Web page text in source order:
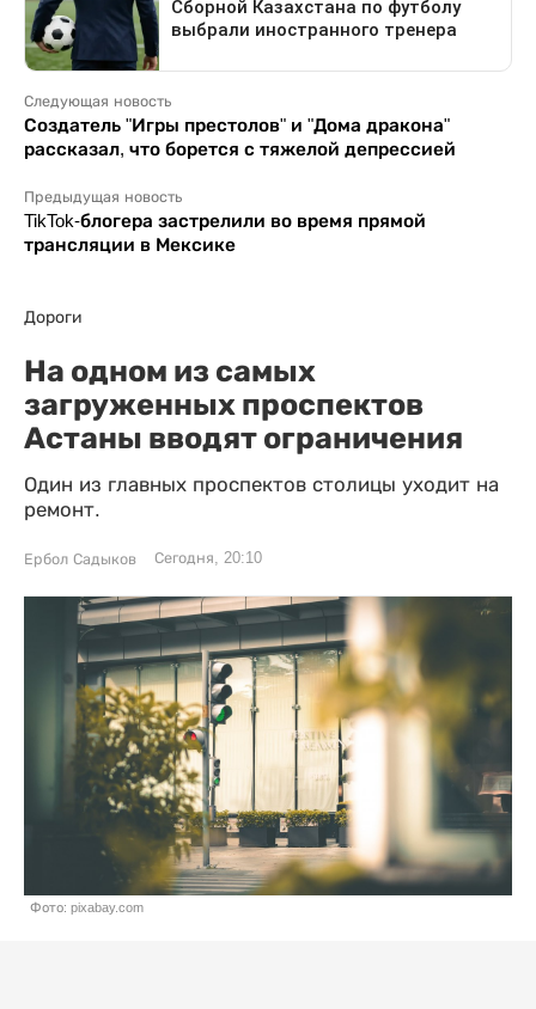
Следующая новость
Создатель "Игры престолов" и "Дома дракона"
рассказал, что борется с тяжелой депрессией
Предыдущая новость
TikTok-блогера застрелили во время прямой
трансляции в Мексике
Дороги
На одном из самых
загруженных проспектов
Астаны вводят ограничения
Один из главных проспектов столицы уходит на
ремонт.
Ербол Садыков Сегодня, 20:10
Фото: pixabay.com